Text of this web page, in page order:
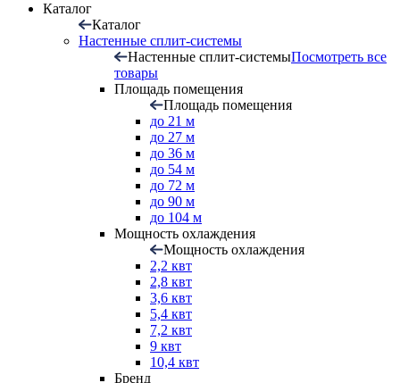
Каталог
Каталог
Настенные сплит-системы
Настенные сплит-системыПосмотреть все
товары
Площадь помещения
Площадь помещения
до 21 м
до 27 м
до 36 м
до 54 м
до 72 м
до 90 м
до 104 м
Мощность охлаждения
Мощность охлаждения
2,2 квт
2,8 квт
3,6 квт
5,4 квт
7,2 квт
9 квт
10,4 квт
Бренд